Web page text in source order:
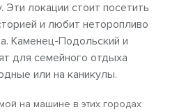
локации стоит посетить
и любит неторопливо
Каменец-Подольский и
для семейного отдыха
или на каникулы.
на машине в этих городах